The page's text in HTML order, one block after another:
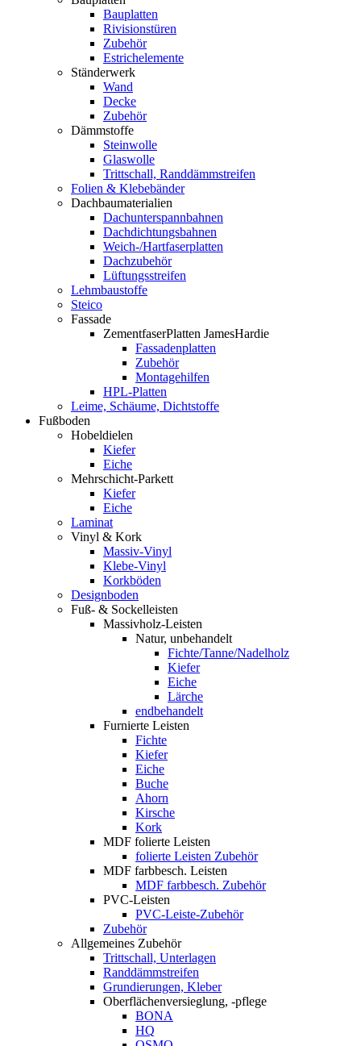
Bauplatten
Rivisionstüren
Zubehör
Estrichelemente
Ständerwerk
Wand
Decke
Zubehör
Dämmstoffe
Steinwolle
Glaswolle
Trittschall, Randdämmstreifen
Folien & Klebebänder
Dachbaumaterialien
Dachunterspannbahnen
Dachdichtungsbahnen
Weich-/Hartfaserplatten
Dachzubehör
Lüftungsstreifen
Lehmbaustoffe
Steico
Fassade
ZementfaserPlatten JamesHardie
Fassadenplatten
Zubehör
Montagehilfen
HPL-Platten
Leime, Schäume, Dichtstoffe
Fußboden
Hobeldielen
Kiefer
Eiche
Mehrschicht-Parkett
Kiefer
Eiche
Laminat
Vinyl & Kork
Massiv-Vinyl
Klebe-Vinyl
Korkböden
Designboden
Fuß- & Sockelleisten
Massivholz-Leisten
Natur, unbehandelt
Fichte/Tanne/Nadelholz
Kiefer
Eiche
Lärche
endbehandelt
Furnierte Leisten
Fichte
Kiefer
Eiche
Buche
Ahorn
Kirsche
Kork
MDF folierte Leisten
folierte Leisten Zubehör
MDF farbbesch. Leisten
MDF farbbesch. Zubehör
PVC-Leisten
PVC-Leiste-Zubehör
Zubehör
Allgemeines Zubehör
Trittschall, Unterlagen
Randdämmstreifen
Grundierungen, Kleber
Oberflächenversieglung, -pflege
BONA
HQ